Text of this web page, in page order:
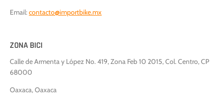
Email:contacto@importbike.mx
ZONA BICI
Calle de Armenta y López No. 419, Zona Feb 10 2015, Col. Centro, CP
68000
Oaxaca, Oaxaca